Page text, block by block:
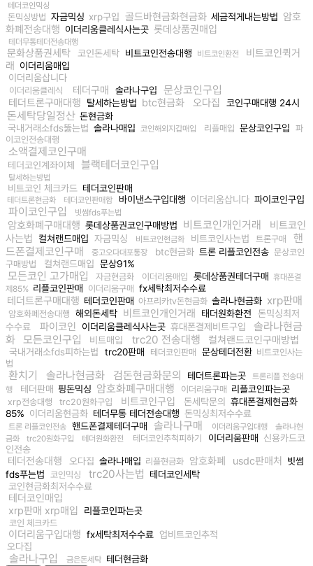
테더코인믹싱
돈믹싱방법 자금믹싱 xrp구입 골드바현금화현금화 세금적게내는방법 암호
화폐전송대행 이더리움클레식사는곳 롯데상품권매입
테더무통테더전송대행
문화상품권세탁 코인돈세탁 비트코인전송대행 비트코인환전
비트코인퀵거
래
이더리움매입
이더리움삽니다
이더리움클레식 테더구매 솔라나구입 문상코인구입
테더트론구매대행 탈세하는방법 btc현금화 오다집 코인구매대행 24시
돈세탁당일정산 돈현금화
국내거래소fds뚫는법 솔라나매입 코인해외지갑매입 리플매입 문상코인구입 파
이코인전송대행
소액결제코인구매
테더코인계좌이체 블랙테더코인구입
탈세하는방법
비트코인 체크카드 테더코인판매
테더트론현금화 테더코인판매함 바이낸스구입대행 이더리움삽니다 파이코인구입
파이코인구입 빗썸fds푸는법
암호화폐구매대행 롯데상품권코인구매방법 비트코인개인거래
비트코인
사는법
컬쳐랜드매입 자금믹싱 비트코인현금화 비트코인사는법 트론구매
핸
드폰결제코인구매
중고오다대포통장 btc현금화 트론 리플코인전송 문상코인
구매방법
컬쳐랜드매입 문상91%
모든코인 고가매입 자금현금화 이더리움매입 롯데상품권테더구매 휴대폰결
제85% 리플코인판매 이더리움구매 fx세탁최저수수료
테더트론구매대행 테더코인판매 아프리카tv돈현금화 솔라나현금화 xrp판매
암호화폐전송대행 해외돈세탁 비트코인개인거래 태더원화환전
돈믹싱최저
수수료
파이코인 이더리움클레식사는곳 휴대폰결제비트구입
솔라나현금
화
모든코인구입 비트매입 trc20 전송대행 컬쳐랜드코인구매방법
국내거래소fds피하는법 trc20판매 테더코인판매 문상테더전환 비트코인사는
법
환치기 솔라나현금화 검돈현금화문의 테더트론파는곳
트론리플 전송대
행
테더판매 핑돈믹싱 암호화폐구매대행 이더리움구매 리플코인파는곳
xrp전송대행 trc20원화구입 비트코인구입 돈세탁문의
휴대폰결제현금화
85% 이더리움현금화 테더무통 테더전송대행 돈믹싱최저수수료
트론 리플코인전송 핸드폰결제테더구매 솔라나구매 이더리움구입대행
솔라나현
금화
trc20원화구입 테더원화환전 테더코인추척피하기 이더리움판매
신용카드코
인전송
테더전송대행 오다집 솔라나매입 리플현금화 암호화폐 usdc판매처
빗썸
fds푸는법
코인믹싱 trc20사는법
테더코인세탁
코인현금화최저수수료
테더코인매입
xrp판매 xrp매입
리플코인파는곳
코인 체크카드
이더리움구입대행 fx세탁최저수수료 업비트코인추적
오다집
솔라나구입 금은돈세탁 테더현금화